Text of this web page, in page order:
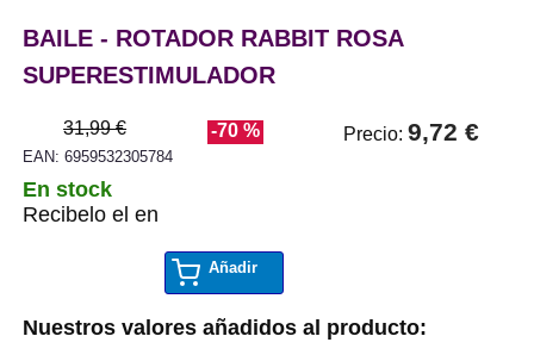
BAILE - ROTADOR RABBIT ROSA
SUPERESTIMULADOR
Precio:9,72 €
-70 %
31,99 €
EAN: 6959532305784
En stock
Recibelo el en
Añadir
Nuestros valores añadidos al producto: